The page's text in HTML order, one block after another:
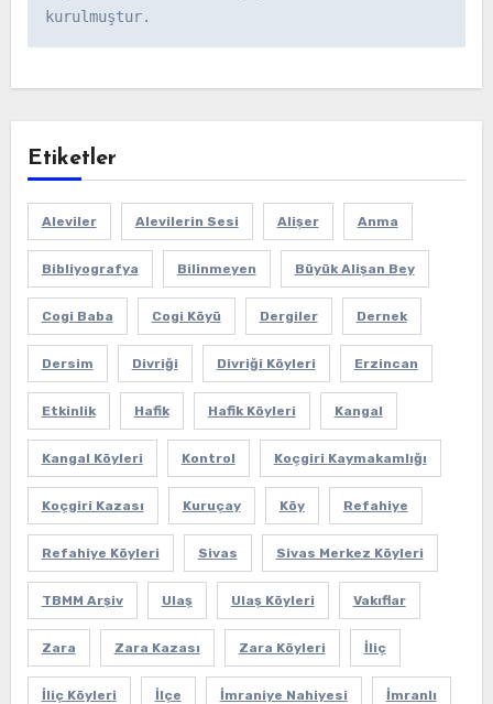
kurulmuştur.
Etiketler
Aleviler Alevilerin Sesi Alişer Anma
Bibliyografya Bilinmeyen Büyük Alişan Bey
Cogi Baba Cogi Köyü Dergiler Dernek
Dersim Divriği Divriği Köyleri Erzincan
Etkinlik Hafik Hafik Köyleri Kangal
Kangal Köyleri Kontrol Koçgiri Kaymakamlığı
Koçgiri Kazası Kuruçay Köy Refahiye
Refahiye Köyleri Sivas Sivas Merkez Köyleri
TBMM Arşiv Ulaş Ulaş Köyleri Vakıflar
Zara Zara Kazası Zara Köyleri İliç
İliç Köyleri İlçe İmraniye Nahiyesi İmranlı